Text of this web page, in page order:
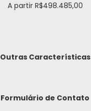
A partirR$498.485,00
Outras Características
Formulário de Contato